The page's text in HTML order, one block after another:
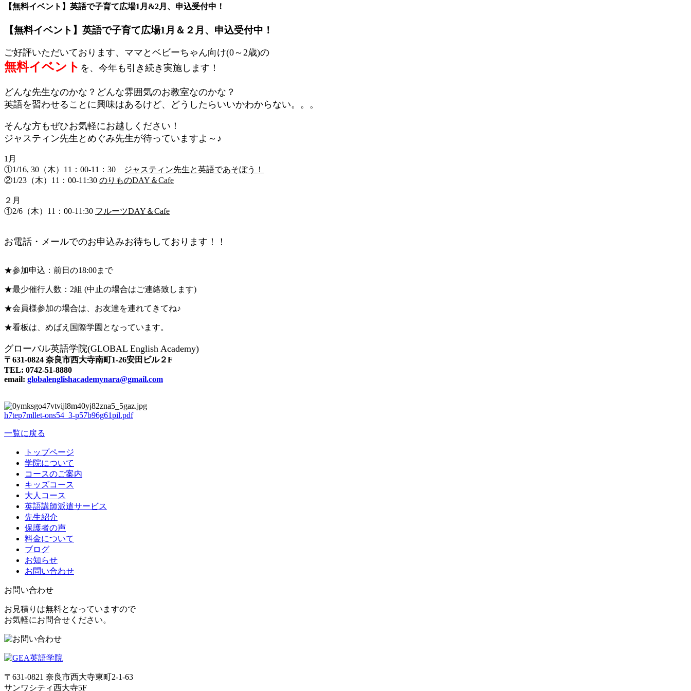
【無料イベント】英語で子育て広場1月&2月、申込受付中！
【無料イベント】英語で子育て広場1月＆２月、申込受付中！
ご好評いただいております、ママとベビーちゃん向け(0～2歳)の
無料イベント を、今年も引き続き実施します！
どんな先生なのかな？どんな雰囲気のお教室なのかな？
英語を習わせることに興味はあるけど、どうしたらいいかわからない。。。
そんな方もぜひお気軽にお越しください！
ジャスティン先生とめぐみ先生が待っていますよ～♪
1月
①1/16, 30（木）11：00-11：30
ジャスティン先生と英語であそぼう！
②1/23（木）11：00-11:30 のりものDAY＆Cafe
２月
①2/6（木）11：00-11:30 フルーツDAY＆Cafe
お電話・メールでのお申込みお待ちしております！！
★参加申込：前日の18:00まで
★最少催行人数：2組 (中止の場合はご連絡致します)
★会員様参加の場合は、お友達を連れてきてね♪
★看板は、めばえ国際学園となっています。
グローバル英語学院(GLOBAL English Academy)
〒631-0824 奈良市西大寺南町1-26安田ビル２F
TEL: 0742-51-8880
email: globalenglishacademynara@gmail.com
h7tep7mllet-ons54_3-p57b96g61pil.pdf
一覧に戻る
トップページ
学院について
コースのご案内
キッズコース
大人コース
英語講師派遣サービス
先生紹介
保護者の声
料金について
ブログ
お知らせ
お問い合わせ
お問い合わせ
お見積りは無料となっていますので
お気軽にお問合せください。
〒631-0821 奈良市西大寺東町2-1-63
サンワシティ西大寺5F